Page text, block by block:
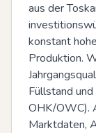
aus der
konstant
Produktion.
Füllstand
OHK/OWC).
Marktdaten,